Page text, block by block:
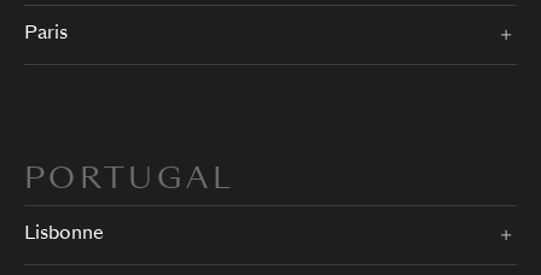
Paris
PORTUGAL
Lisbonne